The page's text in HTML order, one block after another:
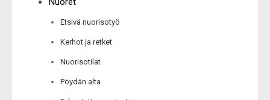
Etsivä nuorisotyö
Kerhot ja retket
Nuorisotilat
Pöydän alta